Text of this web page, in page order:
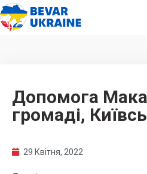
Допомога
громаді,
29 Квітня, 2022